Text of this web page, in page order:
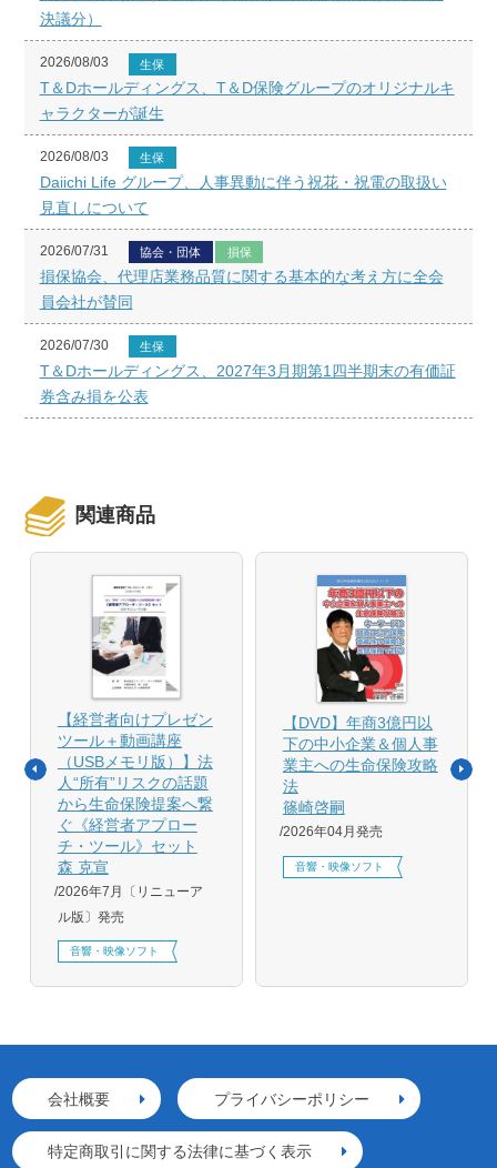
決議分）
2026/08/03 生保
T＆Dホールディングス、T＆D保険グループのオリジナルキ
ャラクターが誕生
2026/08/03 生保
Daiichi Life グループ、人事異動に伴う祝花・祝電の取扱い
見直しについて
2026/07/31 協会・団体 損保
損保協会、代理店業務品質に関する基本的な考え方に全会
員会社が賛同
2026/07/30 生保
T＆Dホールディングス、2027年3月期第1四半期末の有価証
券含み損を公表
関連商品
【経営者向けプレゼン
ツール＋動画講座
（USBメモリ版）】法
人“所有”リスクの話題
から生命保険提案へ繋
ぐ《経営者アプロー
チ・ツール》セット
森 克宣
2026年7月〔リニューア
ル版〕発売
音響・映像ソフト
【DVD】年商3億円以
下の中小企業＆個人事
業主への生命保険攻略
法
篠崎啓嗣
2026年04月発売
音響・映像ソフト
会社概要 プライバシーポリシー
特定商取引に関する法律に基づく表示